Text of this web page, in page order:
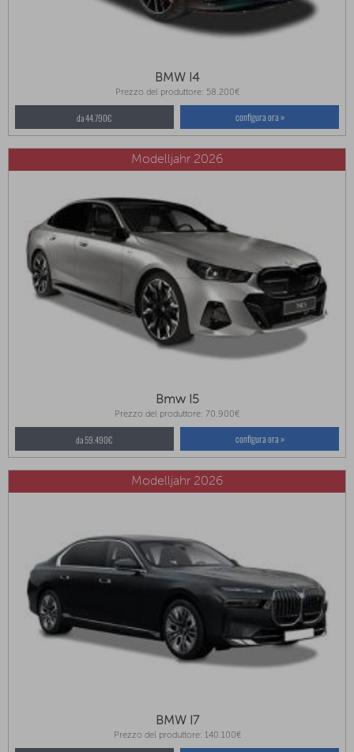
BMW I4
Prezzo del produttore: 58.200€
da 44.790€ configura ora »
Modelljahr 2026
Bmw I5
Prezzo del produttore: 70.900€
da 59.490€ configura ora »
Modelljahr 2026
BMW I7
Prezzo del produttore: 140.100€